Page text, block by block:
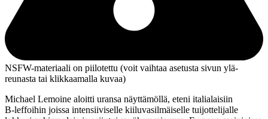
NSFW-materiaali on piilotettu (voit vaihtaa asetusta sivun ylä­
reunasta tai klikkaamalla kuvaa)
Michael Lemoine aloitti uransa näyttämöllä, eteni italialaisiin
B‑leffoihin joissa intensiiviselle kiiluvasilmäiselle tuijottelijalle